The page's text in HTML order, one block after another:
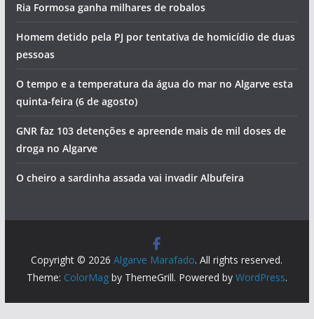
Ria Formosa ganha milhares de robalos
Homem detido pela PJ por tentativa de homicídio de duas
pessoas
O tempo e a temperatura da água do mar no Algarve esta
quinta-feira (6 de agosto)
GNR faz 103 detenções e apreende mais de mil doses de
droga no Algarve
O cheiro a sardinha assada vai invadir Albufeira
Copyright © 2026Algarve Marafado. All rights reserved.
Theme: ColorMagby ThemeGrill. Powered by WordPress.